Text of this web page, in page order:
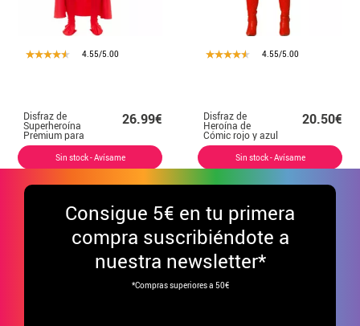
4.55/5.00
Disfraz de
Superheroína
Premium para
mujer
26.99€
Sin stock - Avísame
4.55/5.00
Disfraz de
Heroína de
Cómic rojo y azul
para mujer
20.50€
Sin stock - Avísame
Consigue 5€ en tu primera
compra suscribiéndote a
nuestra newsletter*
*Compras superiores a 50€